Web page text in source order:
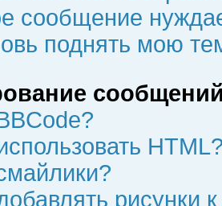
сообщение
поднять мою
рисунки